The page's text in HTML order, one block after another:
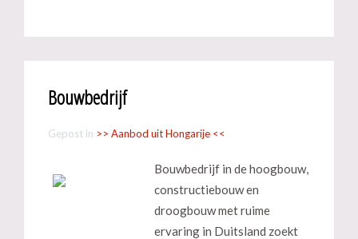
Bouwbedrijf
Gepost in >> Aanbod uit Hongarije <<
Bouwbedrijf in de hoogbouw,
constructiebouw en
droogbouw met ruime
ervaring in Duitsland zoekt